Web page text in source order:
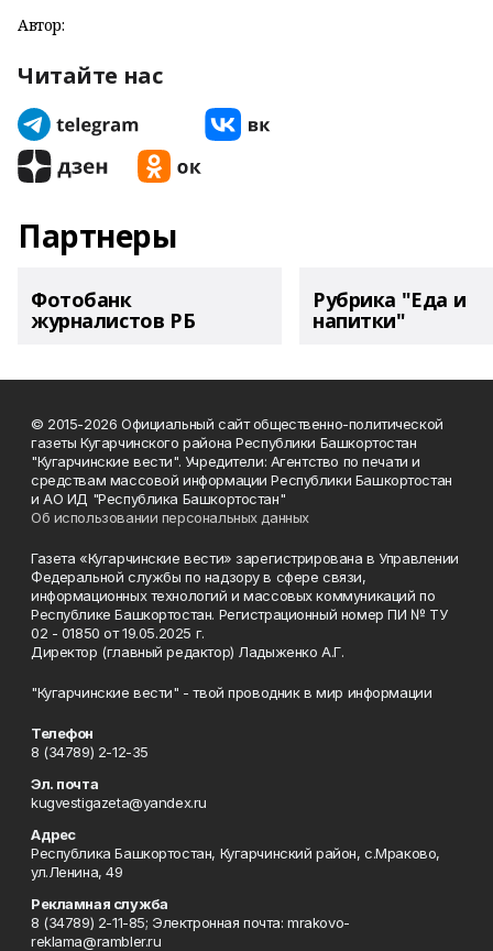
Автор:
Читайте нас
Партнеры
Фотобанк
журналистов РБ
Рубрика "Еда и
напитки"
© 2015-2026 Официальный сайт общественно-политической
газеты Кугарчинского района Республики Башкортостан
"Кугарчинские вести". Учредители: Агентство по печати и
средствам массовой информации Республики Башкортостан
и АО ИД "Республика Башкортостан"
Об использовании персональных данных
Газета «Кугарчинские вести» зарегистрирована в Управлении
Федеральной службы по надзору в сфере связи,
информационных технологий и массовых коммуникаций по
Республике Башкортостан. Регистрационный номер ПИ № ТУ
02 - 01850 от 19.05.2025 г.
Директор (главный редактор) Ладыженко А.Г.
"Кугарчинские вести" - твой проводник в мир информации
Телефон
8 (34789) 2-12-35
Эл. почта
kugvestigazeta@yandex.ru
Адрес
Республика Башкортостан, Кугарчинский район, с.Мраково,
ул.Ленина, 49
Рекламная служба
8 (34789) 2-11-85; Электронная почта: mrakovo-
reklama@rambler.ru